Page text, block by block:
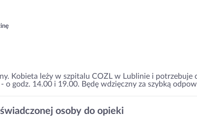
Kobieta leży w szpitalu COZL w Lublinie i potrzebuje
godz. 14.00 i 19.00. Będę wdzięczny za szybką
osoby do opieki